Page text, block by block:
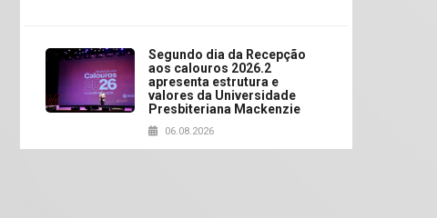
Segundo dia da Recepção
aos calouros 2026.2
apresenta estrutura e
valores da Universidade
Presbiteriana Mackenzie
06.08.2026